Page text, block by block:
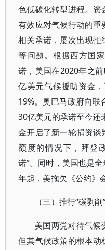
色低碳化转型进程。资
有效应对气候行动的
相关承诺，屡次出现拒
等问题。根据西方国
诺，美国在2020年之
亿美元气候援助资金
19%。奥巴马政府向
30亿美元的承诺至今还
金开启了新一轮捐资谈
额度的情况下，拜登
诺”。同时，美国也是
年起，美拖欠《公约》
（三）推行“碳剥削
美国两党对待气候
但其气候政策的根本